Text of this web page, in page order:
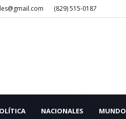
(829) 515-0187
NACIONALES MUNDO